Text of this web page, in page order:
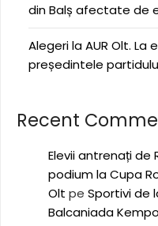
din Balș afectate de
Alegeri la AUR Olt.
președintele
Recent
Elevii antrenați
podium la Cupa
Olt pe Sportivi de
Balcaniada Kempo